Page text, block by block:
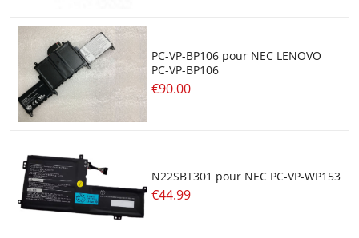
PC-VP-BP106 pour NEC LENOVO
PC-VP-BP106
€90.00
N22SBT301 pour NEC PC-VP-WP153
€44.99